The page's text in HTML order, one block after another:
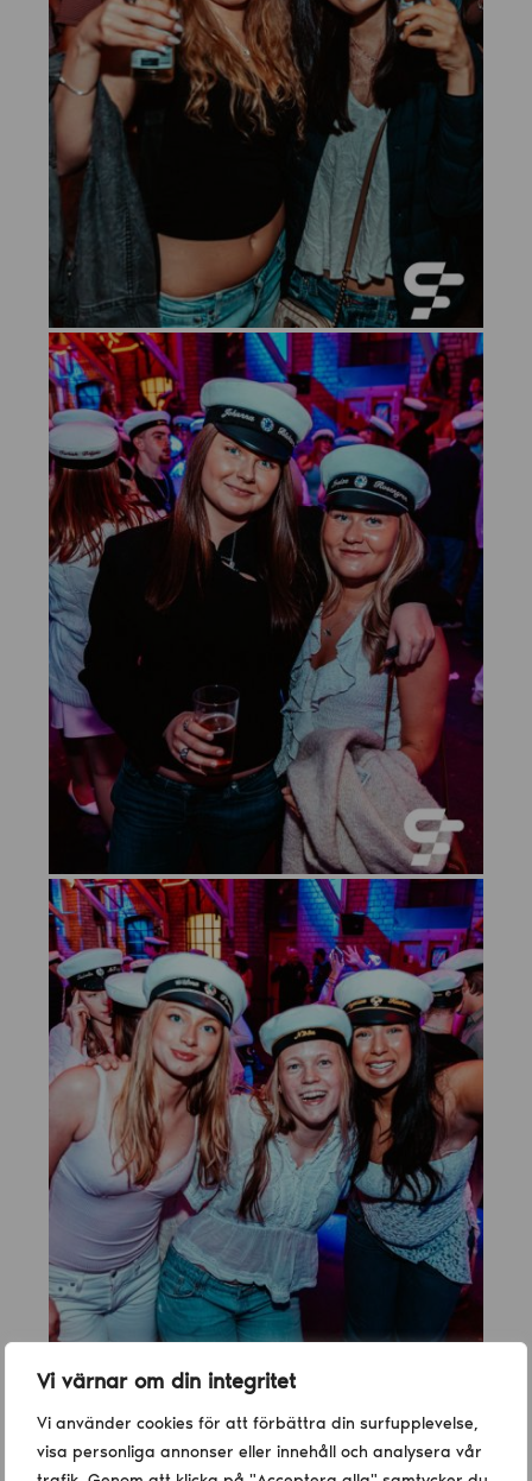
Vi värnar om din integritet
Vi använder cookies för att förbättra din surfupplevelse,
visa personliga annonser eller innehåll och analysera vår